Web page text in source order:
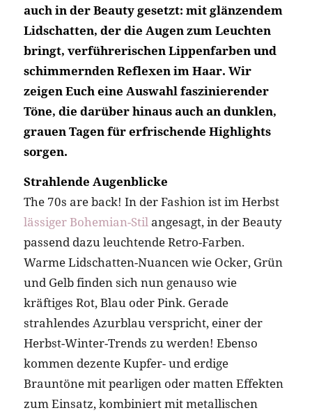
auch in der Beauty gesetzt: mit glänzendem
Lidschatten, der die Augen zum Leuchten
bringt, verführerischen Lippenfarben und
schimmernden Reflexen im Haar. Wir
zeigen Euch eine Auswahl faszinierender
Töne, die darüber hinaus auch an dunklen,
grauen Tagen für erfrischende Highlights
sorgen.
Strahlende Augenblicke
The 70s are back! In der Fashion ist im Herbst
lässiger Bohemian-Stilangesagt, in der Beauty
passend dazu leuchtende Retro-Farben.
Warme Lidschatten-Nuancen wie Ocker, Grün
und Gelb finden sich nun genauso wie
kräftiges Rot, Blau oder Pink. Gerade
strahlendes Azurblau verspricht, einer der
Herbst-Winter-Trends zu werden! Ebenso
kommen dezente Kupfer- und erdige
Brauntöne mit pearligen oder matten Effekten
zum Einsatz, kombiniert mit metallischen